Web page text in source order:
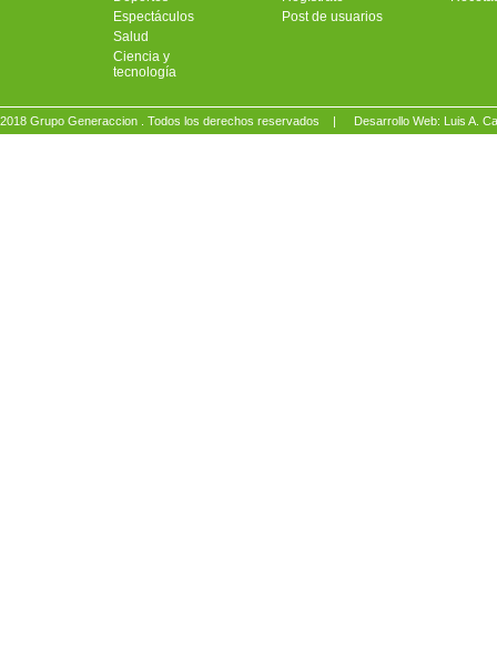
Espectáculos
Salud
Ciencia y
tecnología
Post de usuarios
2018 Grupo Generaccion . Todos los derechos reservados | Desarrollo Web: Luis